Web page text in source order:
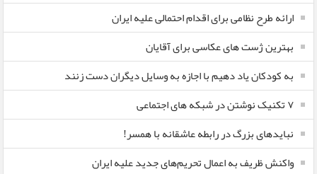
ارائه طرح نظامی برای اقدام احتمالی علیه ایران
بهترین ژست های عکاسی برای آقایان
به کودکان یاد دهیم با اجازه به وسایل دیگران دست زنند
۷ تکنیک نوشتن در شبکه های اجتماعی
نبایدهای بزرگ در رابطه عاشقانه با همسر!
واکنش ظریف به اعمال تحریم‌های جدید علیه ایران